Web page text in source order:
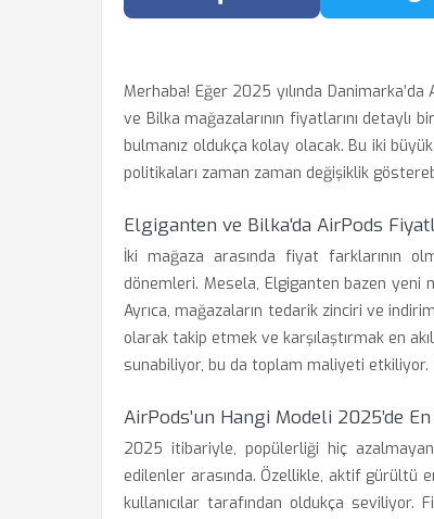
Facebook'ta Paylaş
Merhaba! Eğer 2025 yılında
ve Bilka mağazalarının fiyatlarını detaylı
bulmanız oldukça kolay olacak. Bu iki
politikaları zaman zaman değişiklik
Elgiganten ve Bilka'da AirPods
İki mağaza arasında fiyat farklarının
dönemleri. Mesela, Elgiganten bazen yeni
Ayrıca, mağazaların tedarik zinciri ve
olarak takip etmek ve karşılaştırmak en
sunabiliyor, bu da toplam maliyeti etkiliyor.
AirPods’un Hangi Modeli 2025’de En
2025 itibariyle, popülerliği hiç
edilenler arasında. Özellikle, aktif gürültü
kullanıcılar tarafından oldukça seviliyor.